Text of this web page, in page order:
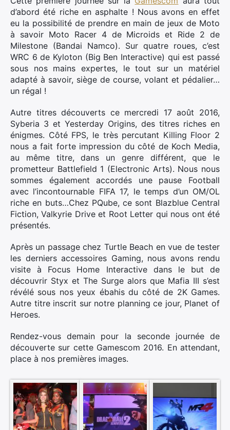
d’abord été riche en asphalte ! Nous avons en effet
eu la possibilité de prendre en main de jeux de Moto
à savoir Moto Racer 4 de Microids et Ride 2 de
Milestone (Bandai Namco). Sur quatre roues, c’est
WRC 6 de Kyloton (Big Ben Interactive) qui est passé
sous nos mains expertes, le tout sur un matériel
adapté à savoir, siège de course, volant et pédalier…
un régal !
Autre titres découverts ce mercredi 17 août 2016,
Syberia 3 et Yesterday Origins, des titres riches en
énigmes. Côté FPS, le très percutant Killing Floor 2
nous a fait forte impression du côté de Koch Media,
au même titre, dans un genre différent, que le
prometteur Battlefield 1 (Electronic Arts). Nous nous
sommes également accordés une pause Football
avec l’incontournable FIFA 17, le temps d’un OM/OL
riche en buts…Chez PQube, ce sont Blazblue Central
Fiction, Valkyrie Drive et Root Letter qui nous ont été
présentés.
Après un passage chez Turtle Beach en vue de tester
les derniers accessoires Gaming, nous avons rendu
visite à Focus Home Interactive dans le but de
découvrir Styx et The Surge alors que Mafia III s’est
révélé sous nos yeux ébahis du côté de 2K Games.
Autre titre inscrit sur notre planning ce jour, Planet of
Heroes.
Rendez-vous demain pour la seconde journée de
découverte sur cette Gamescom 2016. En attendant,
place à nos premières images.